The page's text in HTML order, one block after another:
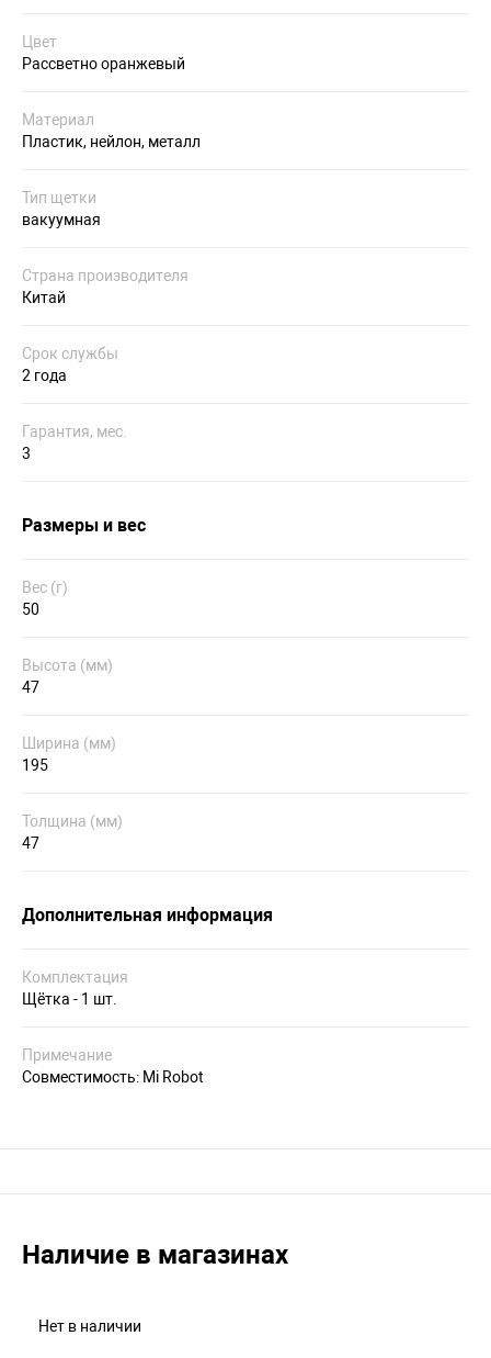
Цвет
Рассветно оранжевый
Материал
Пластик, нейлон, металл
Тип щетки
вакуумная
Страна производителя
Китай
Срок службы
2 года
Гарантия, мес.
3
Размеры и вес
Вес (г)
50
Высота (мм)
47
Ширина (мм)
195
Толщина (мм)
47
Дополнительная информация
Комплектация
Щётка - 1 шт.
Примечание
Совместимость: Mi Robot
Наличие в магазинах
Нет в наличии